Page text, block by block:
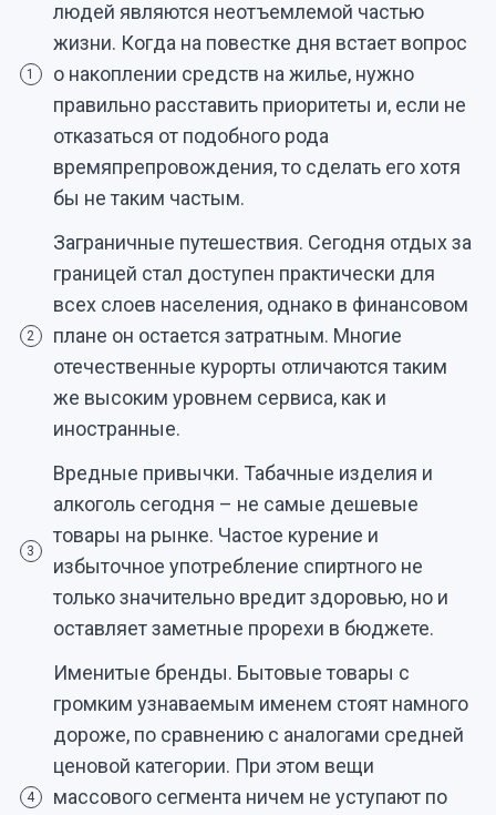
1
людей являются неотъемлемой частью
жизни. Когда на повестке дня встает вопрос
о накоплении средств на жилье, нужно
правильно расставить приоритеты и, если не
отказаться от подобного рода
времяпрепровождения, то сделать его хотя
бы не таким частым.
2
Заграничные путешествия. Сегодня отдых за
границей стал доступен практически для
всех слоев населения, однако в финансовом
плане он остается затратным. Многие
отечественные курорты отличаются таким
же высоким уровнем сервиса, как и
иностранные.
3
Вредные привычки. Табачные изделия и
алкоголь сегодня – не самые дешевые
товары на рынке. Частое курение и
избыточное употребление спиртного не
только значительно вредит здоровью, но и
оставляет заметные прорехи в бюджете.
4
Именитые бренды. Бытовые товары с
громким узнаваемым именем стоят намного
дороже, по сравнению с аналогами средней
ценовой категории. При этом вещи
массового сегмента ничем не уступают по